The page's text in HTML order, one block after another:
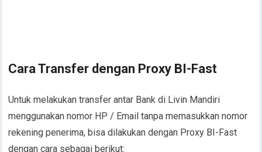
Cara Transfer dengan Proxy BI-Fast
Untuk melakukan transfer antar Bank di Livin Mandiri
menggunakan nomor HP / Email tanpa memasukkan nomor
rekening penerima, bisa dilakukan dengan Proxy BI-Fast
dengan cara sebagai berikut: